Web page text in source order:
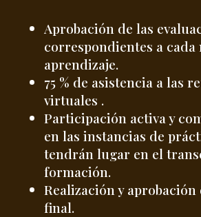
Aprobación de las
correspondientes a cada
aprendizaje.
75 % de asistencia a las
virtuales .
Participación activa y
en las instancias de
tendrán lugar en el
formación.
Realización y
final.